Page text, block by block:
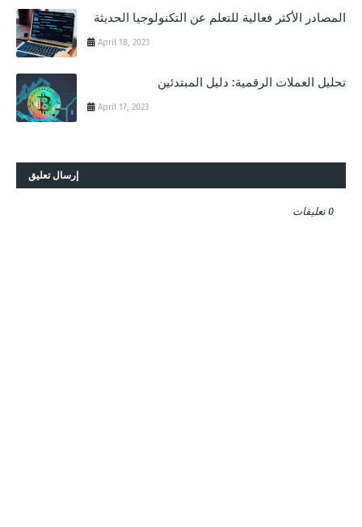
المصادر الأكثر فعالية للتعلم عن التكنولوجيا الحديثة
April 18, 2023
تحليل العملات الرقمية: دليل المبتدئين
April 17, 2023
إرسال تعليق
0 تعليقات